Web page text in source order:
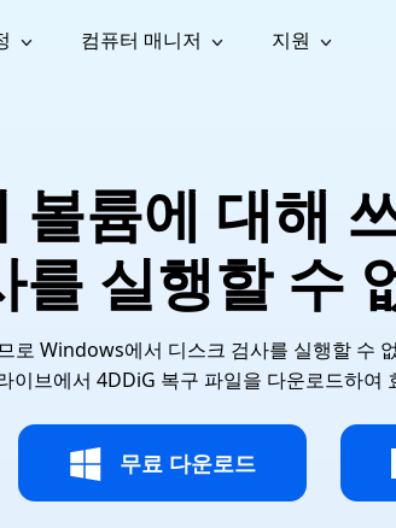
WhatsApp 데이터 복구
WhatsApp 메시지 복구
LINE
백업
복구
구
오디오
복구
영상 화
질 높이
AI
컴퓨터 매니저
파일 검색 및 삭제
Cleamio
브랜드 리뉴얼
최적화 및 정밀 클린
Windows
Email
손상된 PST/
지원
사용자 가이드 센터
사용 방법 가이드
든 팁 & 해결 방법
륨에 대해
를 실행할 수
로 Windows에서 디스크 검사를 실행할 수
이브에서 4DDiG 복구 파일을 다운로드하
무료 다운로드